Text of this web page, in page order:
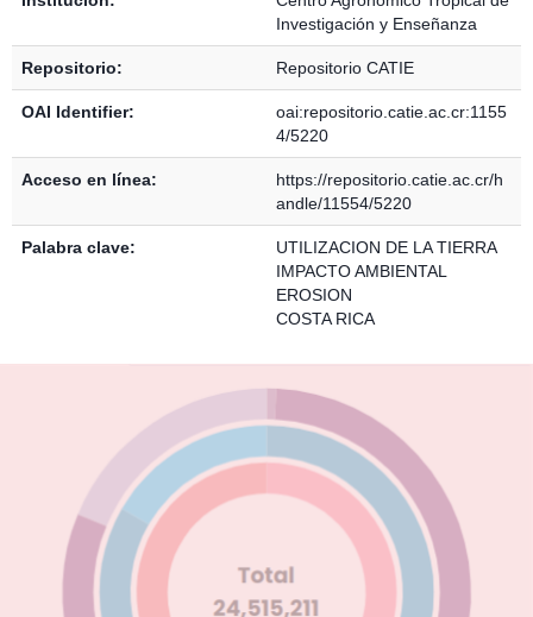
Investigación y Enseñanza
Repositorio: Repositorio CATIE
OAI Identifier:
oai:repositorio.catie.ac.cr:1155
4/5220
Acceso en línea:
https://repositorio.catie.ac.cr/h
andle/11554/5220
Palabra clave:
UTILIZACION DE LA TIERRA
IMPACTO AMBIENTAL
EROSION
COSTA RICA